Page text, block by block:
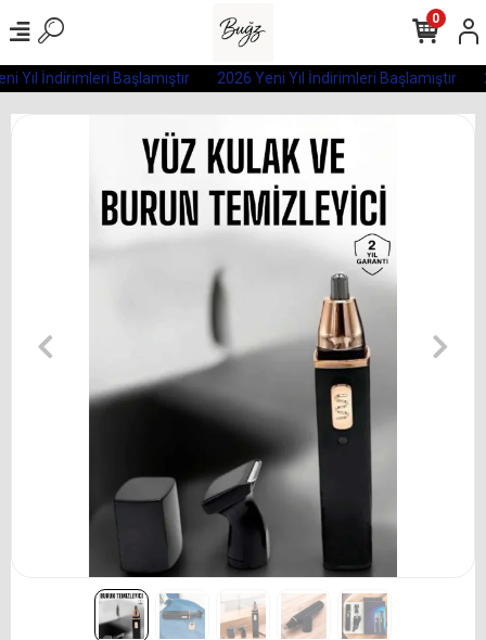
Yıl İndirimleri Başlamıştır 2026 Yeni Yıl İndirimleri Başlamıştır
0